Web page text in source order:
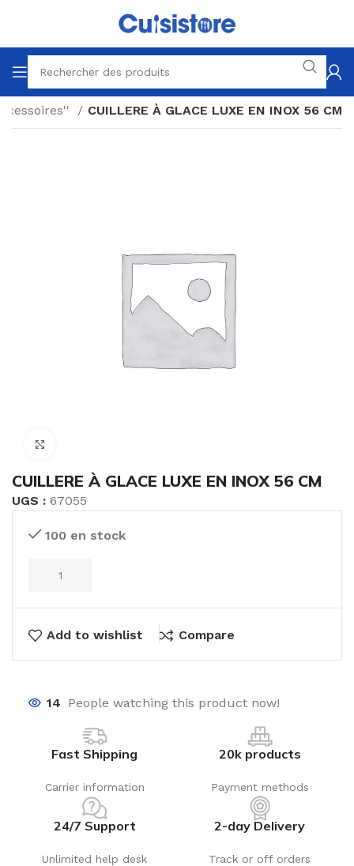
CUILLERE À GLACE LUXE EN INOX 56 CM
CUILLERE À GLACE LUXE EN INOX 56 CM
UGS : 67055
100 en stock
Add to wishlist Compare
14 People watching this product now!
Fast Shipping
Carrier information
20k products
Payment methods
24/7 Support
Unlimited help desk
2-day Delivery
Track or off orders